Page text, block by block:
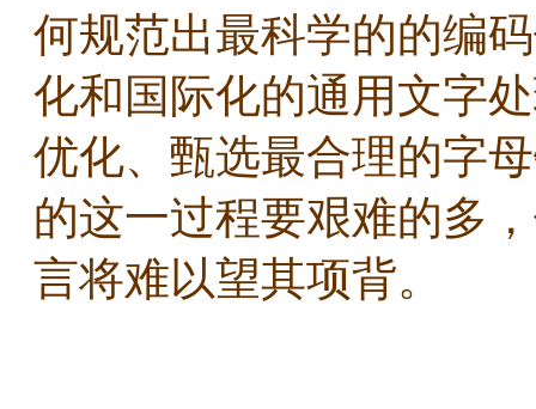
何规范出最科学的的编
化和国际化的通用文字
优化、甄选最合理的字
的这一过程要艰难的多
言将难以望其项背。